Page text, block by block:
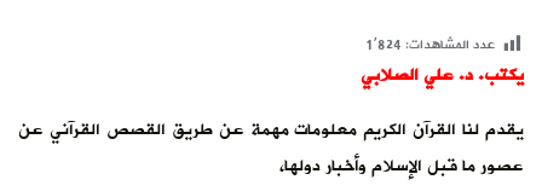
عدد المشاهدات:1٬824
يكتب. د. علي الصلابي
يقدم لنا القرآن الكريم معلومات مهمة عن طريق القصص القرآني عن
عصور ما قبل الإسلام وأخبار دولها،